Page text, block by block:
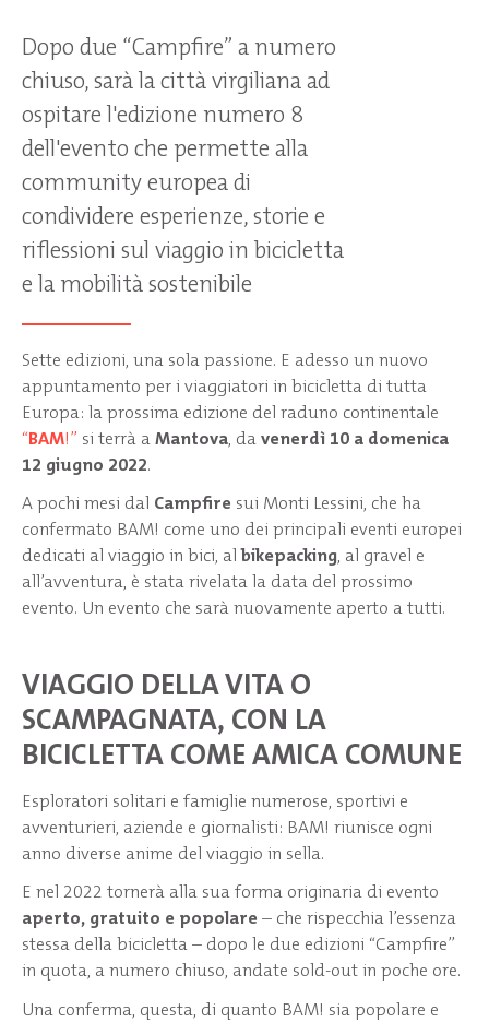
Dopo due “Campfire” a numero
chiuso, sarà la città virgiliana ad
ospitare l'edizione numero 8
dell'evento che permette alla
community europea di
condividere esperienze, storie e
riflessioni sul viaggio in bicicletta
e la mobilità sostenibile
Sette edizioni, una sola passione. E adesso un nuovo
appuntamento per i viaggiatori in bicicletta di tutta
Europa: la prossima edizione del raduno continentale
“BAM!” si terrà aMantova, davenerdì 10 a domenica
12 giugno 2022.
A pochi mesi dal Campfire sui Monti Lessini, che ha
confermato BAM! come uno dei principali eventi europei
dedicati al viaggio in bici, albikepacking, al gravel e
all’avventura, è stata rivelata la data del prossimo
evento. Un evento che sarà nuovamente aperto a tutti.
VIAGGIO DELLA VITA O
SCAMPAGNATA, CON LA
BICICLETTA COME AMICA COMUNE
Esploratori solitari e famiglie numerose, sportivi e
avventurieri, aziende e giornalisti: BAM! riunisce ogni
anno diverse anime del viaggio in sella.
E nel 2022 tornerà alla sua forma originaria di evento
aperto, gratuito e popolare – che rispecchia l’essenza
stessa della bicicletta – dopo le due edizioni “Campfire”
in quota, a numero chiuso, andate sold-out in poche ore.
Una conferma, questa, di quanto BAM! sia popolare e